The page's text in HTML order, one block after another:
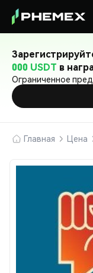
000 USDT в
Ограниченное
Главная Цена